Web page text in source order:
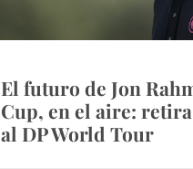
El futuro de Jon
Cup, en el aire:
al DP World Tour